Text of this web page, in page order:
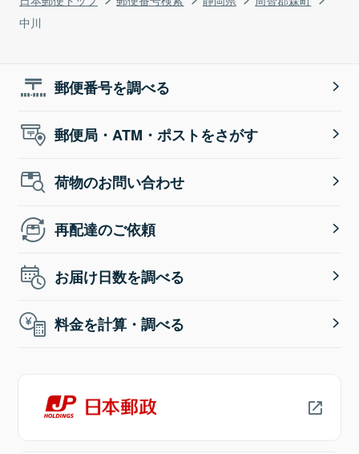
中川
郵便番号を調べる
郵便局・ATM・ポストをさがす
荷物のお問い合わせ
再配達のご依頼
お届け日数を調べる
料金を計算・調べる